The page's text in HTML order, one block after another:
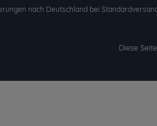
nach Deutschland bei
Diese